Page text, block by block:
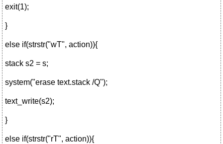
exit(1);
}
else if(strstr("wT", action)){
stack s2 = s;
system("erase text.stack /Q");
text_write(s2);
}
else if(strstr("rT", action)){